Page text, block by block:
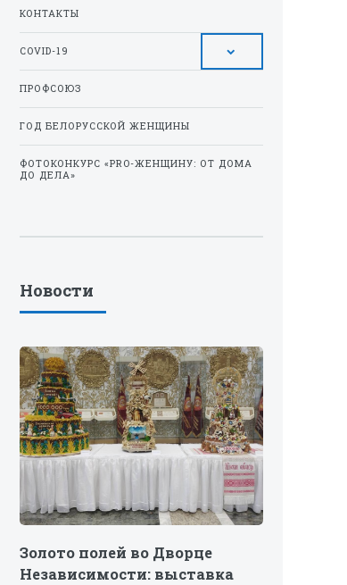
КОНТАКТЫ
COVID-19
ПРОФСОЮЗ
ГОД БЕЛОРУССКОЙ ЖЕНЩИНЫ
ФОТОКОНКУРС «PRO-ЖЕНЩИНУ: ОТ ДОМА
ДО ДЕЛА»
Новости
Золото полей во Дворце
Независимости: выставка